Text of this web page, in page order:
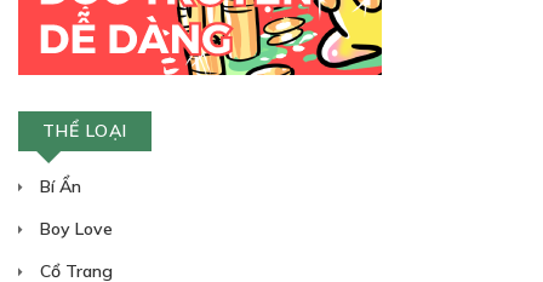
THỂ LOẠI
Bí Ẩn
Boy Love
Cổ Trang